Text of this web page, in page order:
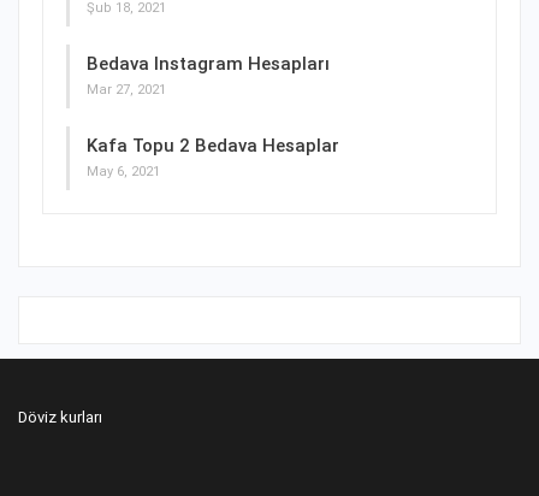
Şub 18, 2021
Bedava Instagram Hesapları
Mar 27, 2021
Kafa Topu 2 Bedava Hesaplar
May 6, 2021
Döviz kurları